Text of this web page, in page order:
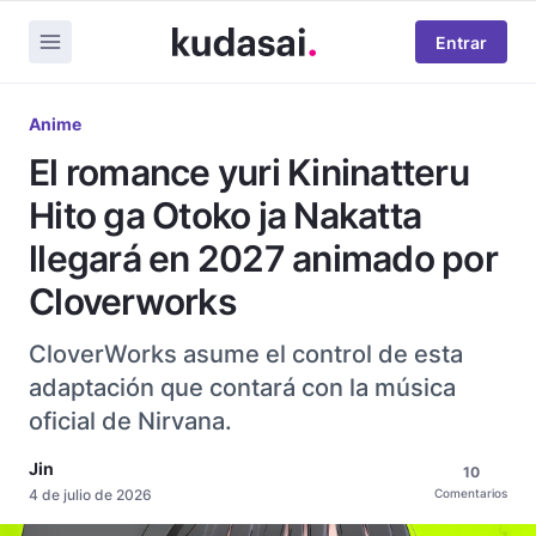
Entrar
Anime
El romance yuri Kininatteru
Hito ga Otoko ja Nakatta
llegará en 2027 animado por
Cloverworks
CloverWorks asume el control de esta
adaptación que contará con la música
oficial de Nirvana.
Jin
4 de julio de 2026
10
Comentarios